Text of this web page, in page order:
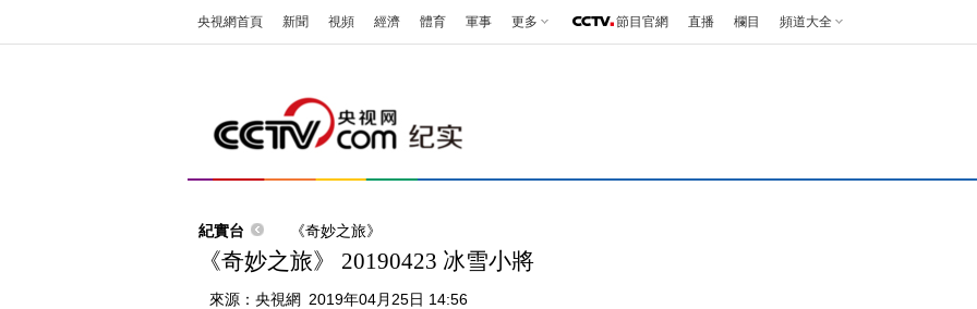
央視網首頁 新聞 視頻 經濟 體育 軍事 更多 節目官網 直播 欄目 頻道大全
紀實台 《奇妙之旅》
《奇妙之旅》 20190423 冰雪小將
來源： 央視網 2019年04月25日 14:56